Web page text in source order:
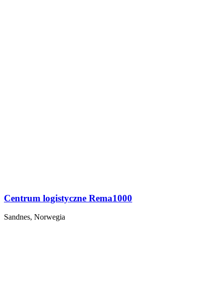
Centrum logistyczne Rema1000
Sandnes, Norwegia